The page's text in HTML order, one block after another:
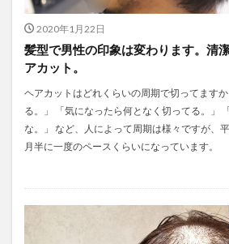
2020年1月22日
髪型で男性の印象は変わります。清
アカット。
ヘアカットはどれくらいの周期で切ってます
る。」 「気になったら何となく切ってる。」
な。」 など、人によって周期は様々ですが、
月半に一度のペースくらいになっています。